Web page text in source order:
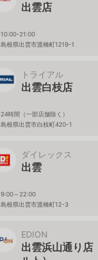
出雲店
10:00-21:00
島根県出雲市渡橋町1219-1
トライアル
出雲白枝店
24時間（一部店舗除く）
島根県出雲市白枝町420-1
ダイレックス
出雲
9:00～22:00
島根県出雲市渡橋町12-3
EDION
出雲浜山通り店